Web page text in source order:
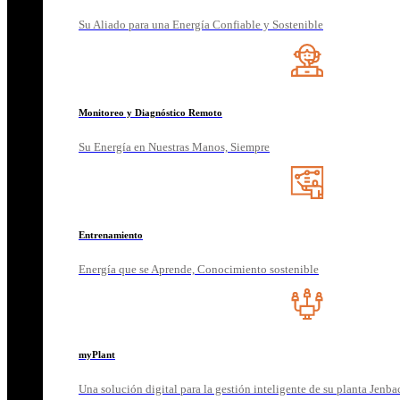
Su Aliado para una Energía Confiable y Sostenible
Monitoreo y Diagnóstico Remoto
Su Energía en Nuestras Manos, Siempre
Entrenamiento
Energía que se Aprende, Conocimiento sostenible
myPlant
Una solución digital para la gestión inteligente de su planta